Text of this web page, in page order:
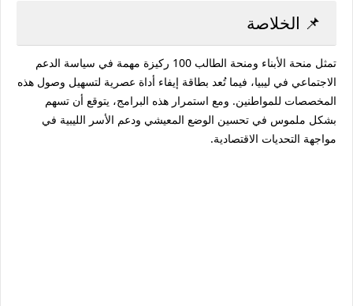
📌 الخلاصة
تمثل منحة الأبناء ومنحة الطالب 100
ركيزة مهمة في سياسة الدعم
الاجتماعي في ليبيا، فيما تُعد بطاقة إيفاء أداة عصرية لتسهيل وصول هذه
المخصصات للمواطنين. ومع استمرار هذه البرامج، يتوقع أن تسهم
بشكل ملموس في تحسين الوضع المعيشي ودعم الأسر الليبية في
مواجهة التحديات الاقتصادية.